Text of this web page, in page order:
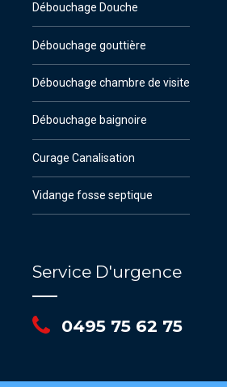
Débouchage Douche
Débouchage gouttière
Débouchage chambre de visite
Débouchage baignoire
Curage Canalisation
Vidange fosse septique
Service D'urgence
0495 75 62 75